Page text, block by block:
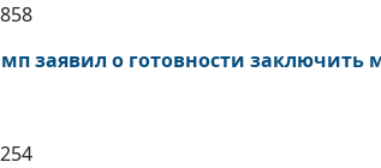
заявил о готовности заключить